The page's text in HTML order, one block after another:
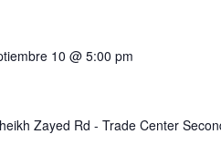
10 @ 5:00 pm
Zayed Rd - Trade Center